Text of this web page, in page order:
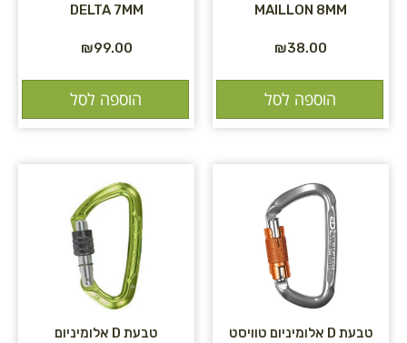
MAILLON 8MM
₪38.00
הוספה לסל
DELTA 7MM
₪99.00
הוספה לסל
טבעת D אלומיניום טוויסט טבעת D אלומיניום